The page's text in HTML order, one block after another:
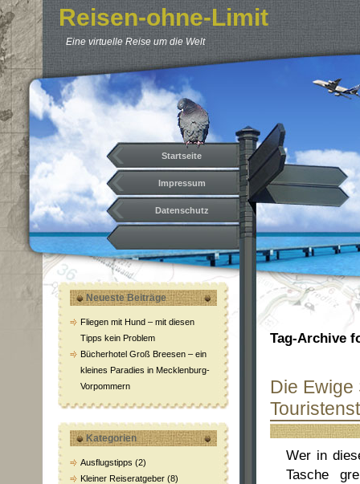
Reisen-ohne-Limit
Eine virtuelle Reise um die Welt
Startseite
Impressum
Datenschutz
Neueste Beiträge
Fliegen mit Hund – mit diesen
Tipps kein Problem
Bücherhotel Groß Breesen – ein
kleines Paradies in Mecklenburg-
Vorpommern
Kategorien
Ausflugstipps (2)
Kleiner Reiseratgeber (8)
Tag-Archive
Die Ewige
Wer in
Tasche